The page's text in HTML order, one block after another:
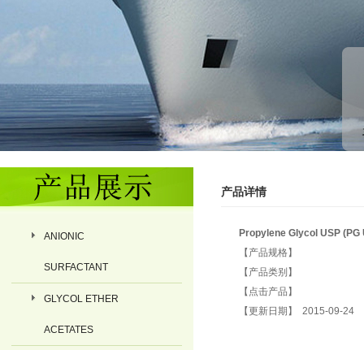
ANIONIC
SURFACTANT
GLYCOL ETHER
ACETATES
产品详情
Propylene Glycol USP (PG
【产品规格】
【产品类别】
【点击产品】
【更新日期】 2015-09-24